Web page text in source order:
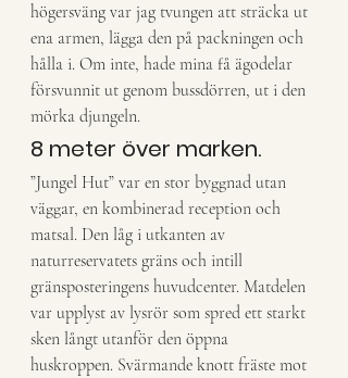
högersväng var jag tvungen att sträcka ut
ena armen, lägga den på packningen och
hålla i. Om inte, hade mina få ägodelar
försvunnit ut genom bussdörren, ut i den
mörka djungeln.
8 meter över marken.
”Jungel Hut” var en stor byggnad utan
väggar, en kombinerad reception och
matsal. Den låg i utkanten av
naturreservatets gräns och intill
gränsposteringens huvudcenter. Matdelen
var upplyst av lysrör som spred ett starkt
sken långt utanför den öppna
huskroppen. Svärmande knott fräste mot